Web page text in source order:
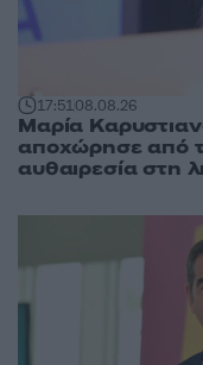
17:5108.08.26
Μαρία
αποχώρησε από
αυθαιρεσία